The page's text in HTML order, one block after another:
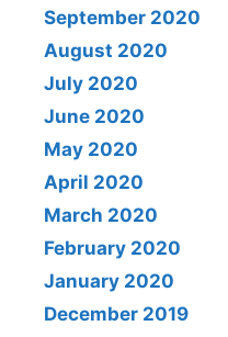
September 2020
August 2020
July 2020
June 2020
May 2020
April 2020
March 2020
February 2020
January 2020
December 2019